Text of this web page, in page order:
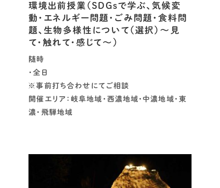
環境出前授業（SDGsで学ぶ、気候変
動・エネルギー問題・ごみ問題・食料問
題、生物多様性について（選択）～見
て・触れて・感じて～）
随時
・全日
※事前打ち合わせにてご相談
開催エリア：岐阜地域・西濃地域・中濃地域・東
濃・飛騨地域